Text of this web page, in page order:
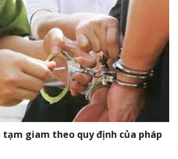
giam theo quy định của pháp